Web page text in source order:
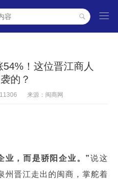

！这位晋江商人
的？
来源：闽商网
业，而是骄阳企业。”说这
州晋江走出的闽商，掌舵着